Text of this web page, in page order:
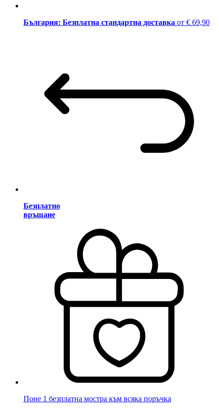
България: Безплатна стандартна доставка от € 69,90
Безплатно
връщане
Поне 1 безплатна мостра към всяка поръчка